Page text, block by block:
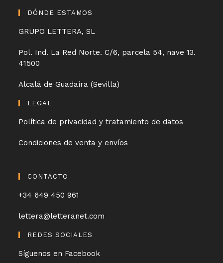
DÓNDE ESTAMOS
GRUPO LETTERA, SL
Pol. Ind. La Red Norte. C/6, parcela 54, nave 13.
41500
Alcalá de Guadaíra (Sevilla)
LEGAL
Política de privacidad y tratamiento de datos
Condiciones de venta y envíos
CONTACTO
+34 649 450 961
lettera@letteranet.com
REDES SOCIALES
Síguenos en Facebook